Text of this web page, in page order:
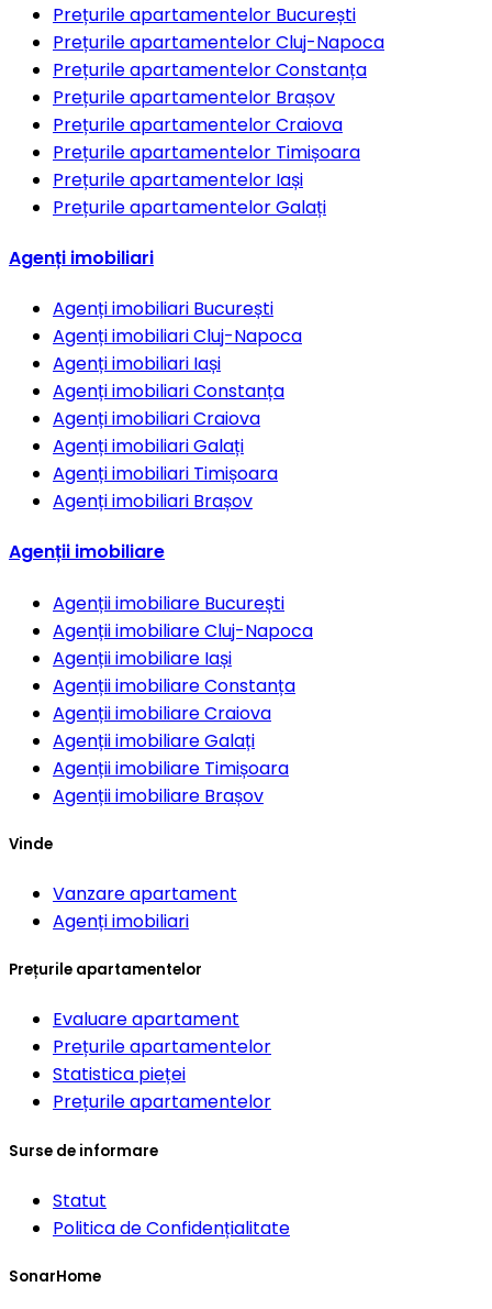
Prețurile apartamentelor București
Prețurile apartamentelorCluj-Napoca
Prețurile apartamentelorConstanța
Prețurile apartamentelor Brașov
Prețurile apartamentelorCraiova
Prețurile apartamentelor Timișoara
Prețurile apartamentelor Iași
Prețurile apartamentelorGalați
Agenți imobiliari
Agenți imobiliari București
Agenți imobiliariCluj-Napoca
Agenți imobiliari Iași
Agenți imobiliariConstanța
Agenți imobiliariCraiova
Agenți imobiliariGalați
Agenți imobiliari Timișoara
Agenți imobiliari Brașov
Agenții imobiliare
Agenții imobiliare București
Agenții imobiliareCluj-Napoca
Agenții imobiliare Iași
Agenții imobiliareConstanța
Agenții imobiliareCraiova
Agenții imobiliareGalați
Agenții imobiliare Timișoara
Agenții imobiliare Brașov
Vinde
Vanzare apartament
Agenți imobiliari
Prețurile apartamentelor
Evaluare apartament
Prețurile apartamentelor
Statistica pieței
Prețurile apartamentelor
Surse de informare
Statut
Politica de Confidențialitate
SonarHome